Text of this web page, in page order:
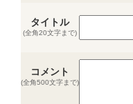
タイトル
(全角20文字まで)
コメント
(全角500文字まで)